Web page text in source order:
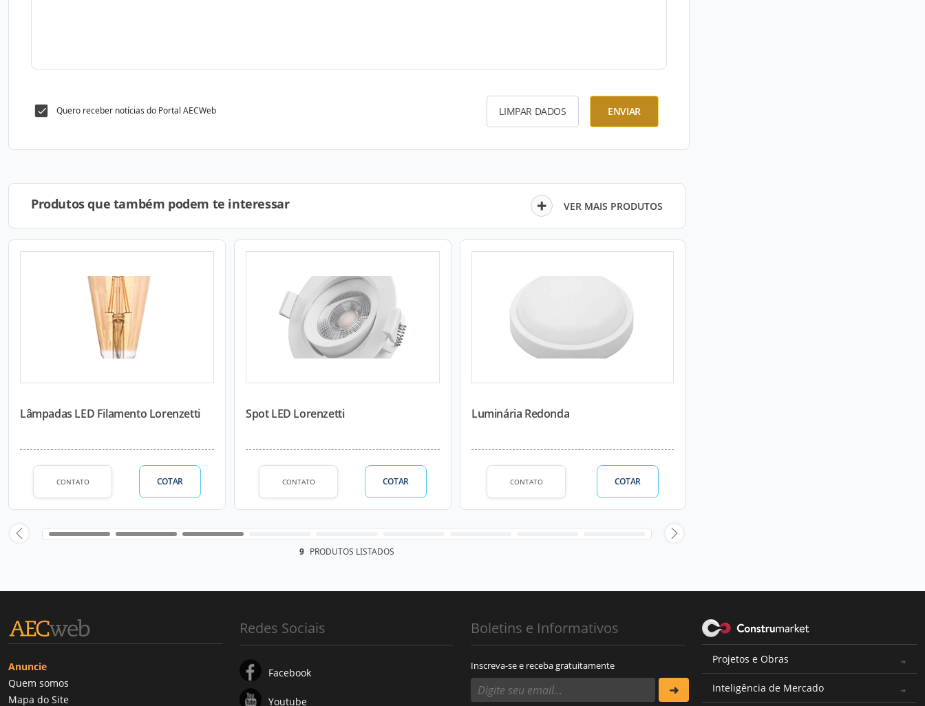
Quero receber notícias do Portal AECWeb LIMPAR DADOS ENVIAR
Produtos que também podem te interessar VER MAIS PRODUTOS
Lâmpadas LED Filamento Lorenzetti
CONTATO COTAR
Spot LED Lorenzetti
CONTATO COTAR
Luminária Redonda
CONTATO COTAR
9 PRODUTOS LISTADOS
Anuncie
Quem somos
Mapa do Site
Redes Sociais
Facebook
Youtube
Boletins e Informativos
Inscreva-se e receba gratuitamente
Projetos e Obras
Inteligência de Mercado